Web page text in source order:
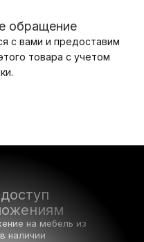
обращение
с вами и предоставим
товара с учетом
на мебель из
наличии